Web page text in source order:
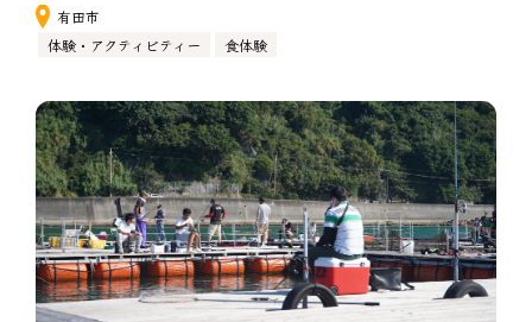
有田市
体験・アクティビティー
食体験